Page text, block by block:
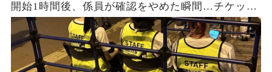
開始1時間後、係員が確認をやめた瞬間…チケット
なしの人が次々と着席。正規購入者が戻ってきた
時に見た光景とは…